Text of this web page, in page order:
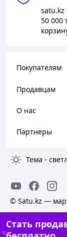
satu.kz
50 000
Покупателям
Продавцам
О нас
Партнеры
Тема -
© Satu.kz —
Стать